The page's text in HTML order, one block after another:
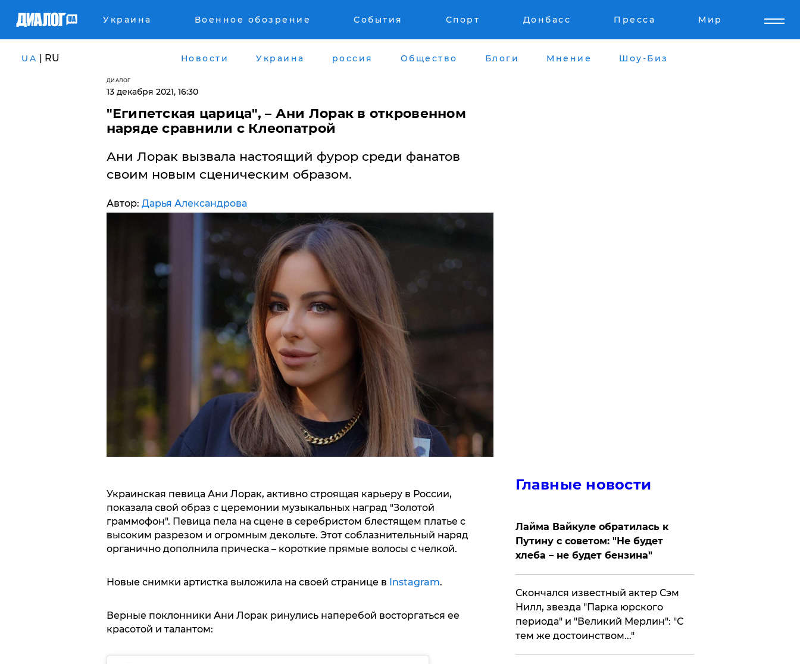
Украина Военное обозрение События Спорт Донбасс Пресса Мир
UA | RU Новости Украина россия Общество Блоги Мнение Шоу-Биз
ДИАЛОГ
13 декабря 2021, 16:30
"Египетская царица", – Ани Лорак в откровенном
наряде сравнили с Клеопатрой
Ани Лорак вызвала настоящий фурор среди фанатов
своим новым сценическим образом.
Автор: Дарья Александрова
Украинская певица Ани Лорак, активно строящая карьеру в России,
показала свой образ с церемонии музыкальных наград "Золотой
граммофон". Певица пела на сцене в серебристом блестящем платье с
высоким разрезом и огромным декольте. Этот соблазнительный наряд
органично дополнила прическа – короткие прямые волосы с челкой.
Новые снимки артистка выложила на своей странице в Instagram.
Верные поклонники Ани Лорак ринулись наперебой восторгаться ее
красотой и талантом:
Главные новости
Лайма Вайкуле обратилась к
Путину с советом: "Не будет
хлеба – не будет бензина"
Скончался известный актер Сэм
Нилл, звезда "Парка юрского
периода" и "Великий Мерлин": "С
тем же достоинством..."